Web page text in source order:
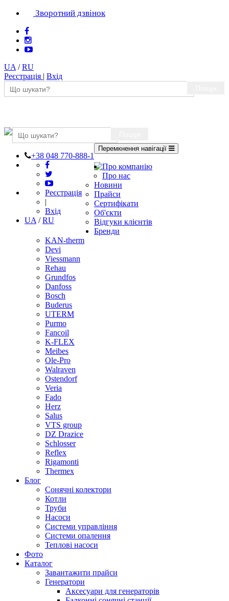
Зворотний дзвінок
UA /RU
Реєстрація | Вхід
+38 048 770-888-1
Реєстрація
|
Вхід
UA /RU
Перемкнення навігації
Про компанію
Про нас
Новини
Прайси
Сертифікати
Об'єкти
Відгуки клієнтів
Бренди
KAN-therm
Devi
Viessmann
Rehau
Grundfos
Danfoss
Bosch
Buderus
UTERM
Purmo
Fancoil
K-FLEX
Meibes
Ole-Pro
Walraven
Ostendorf
Veria
Fado
Herz
Salus
VTS group
DZ Drazice
Schlosser
Reflex
Rigamonti
Thermex
Блог
Сонячні колектори
Котли
Труби
Насоси
Системи управління
Системи опалення
Теплові насоси
Фото
Каталог
Завантажити прайси
Генератори
Аксесуари для генераторів